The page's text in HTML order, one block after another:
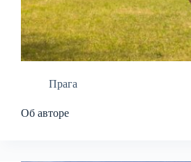
Прага
Об авторе